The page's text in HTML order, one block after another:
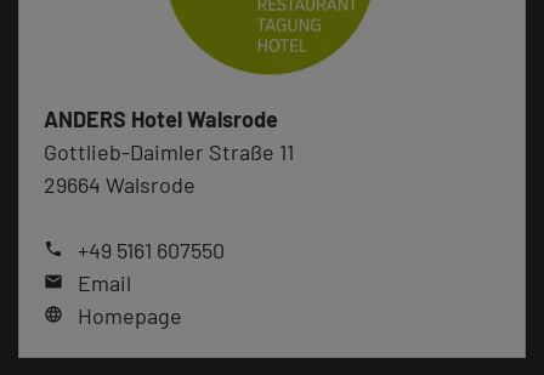
ANDERS Hotel Walsrode
Gottlieb-Daimler Straße 11
29664 Walsrode
phone +49 5161 607550
mail Email
language Homepage